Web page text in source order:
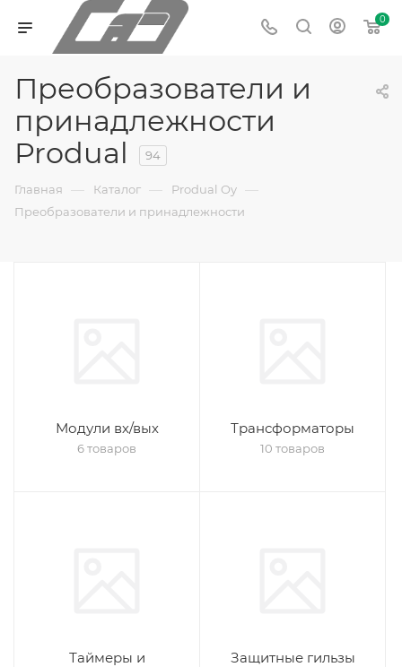
0
Преобразователи и
принадлежности
Produal
94
Главная — Каталог — Produal Oy —
Преобразователи и принадлежности
Модули вх/вых
6 товаров
Трансформаторы
10 товаров
Таймеры и
Защитные гильзы